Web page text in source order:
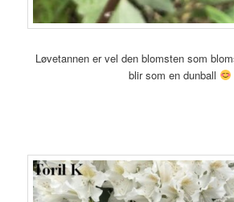
Løvetannen er vel den blomsten som
blir som en dunball